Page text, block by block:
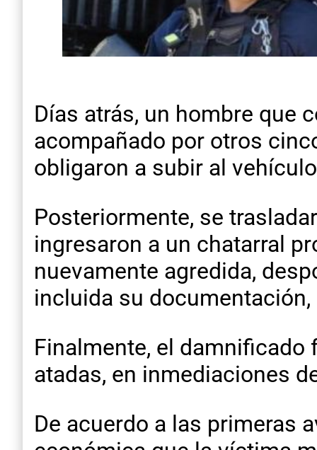
Días atrás, un hombre que
acompañado por otros
obligaron a subir al
Posteriormente, se
ingresaron a un chatarral
nuevamente agredida,
incluida su
Finalmente, el damnificado
atadas, en inmediaciones
De acuerdo a las primeras